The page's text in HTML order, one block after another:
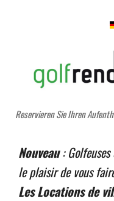
Reservieren Sie Ihren
Nouveau: Golfeuses
le plaisir de vous
Les Locations de